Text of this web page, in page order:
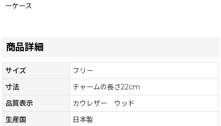
ーケース
商品詳細
サイズ
フリー
寸法
チャームの長さ22cm
品質表示
カウレザー ウッド
生産国
日本製